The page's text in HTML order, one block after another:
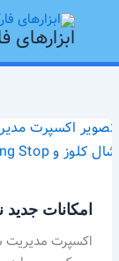
ابزارهای
امکانات جدید نسخه 59 اکسپرت
امکانات
جدید
اکسپرت
مدیریت
سرمایه